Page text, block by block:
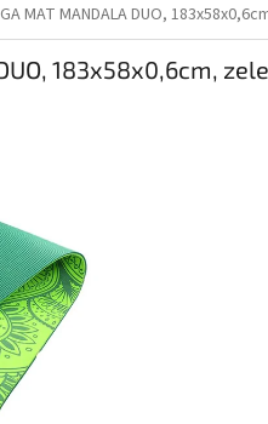
MAT MANDALA DUO,
183x58x0,6cm,